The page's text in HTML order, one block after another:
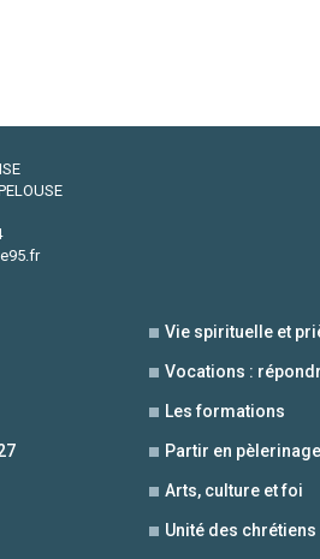
Vie spirituelle et
Vocations :
Les formations
Partir en
Arts, culture et foi
Unité des